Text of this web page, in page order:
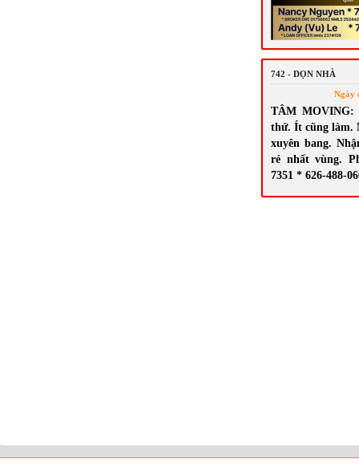
742 - DỌN NHÀ
Ngày
TÂM MOVING:
thứ. Ít cũng làm.
xuyên bang.
rẻ nhất vùng.
7351 * 626-488-